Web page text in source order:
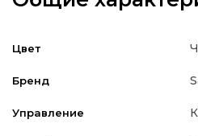
Цвет
Бренд
Управление